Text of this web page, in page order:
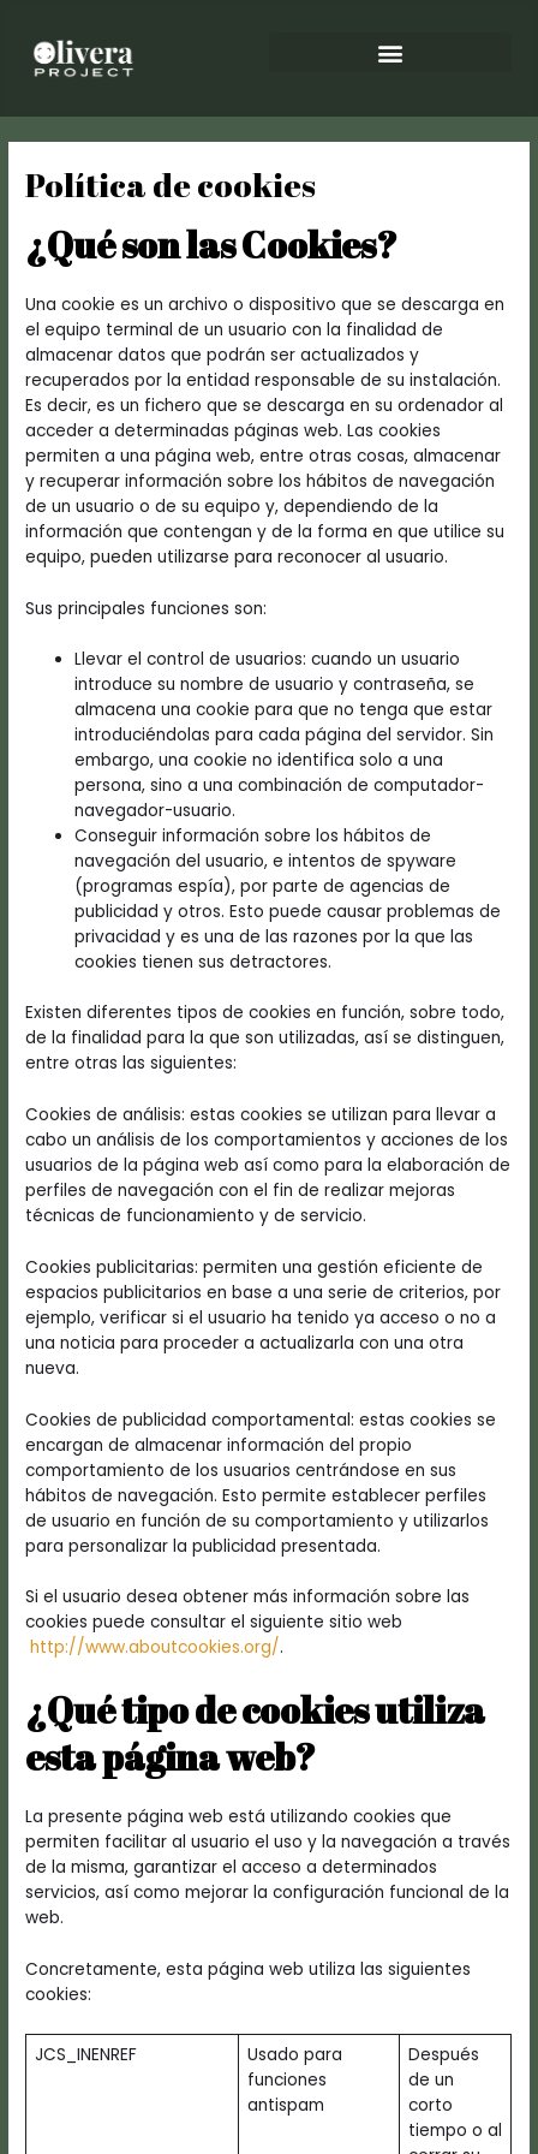
contenido
Política de cookies
¿Qué son las Cookies?
Una cookie es un archivo o dispositivo que se descarga en
el equipo terminal de un usuario con la finalidad de
almacenar datos que podrán ser actualizados y
recuperados por la entidad responsable de su instalación.
Es decir, es un fichero que se descarga en su ordenador al
acceder a determinadas páginas web. Las cookies
permiten a una página web, entre otras cosas, almacenar
y recuperar información sobre los hábitos de navegación
de un usuario o de su equipo y, dependiendo de la
información que contengan y de la forma en que utilice su
equipo, pueden utilizarse para reconocer al usuario.
Sus principales funciones son:
Llevar el control de usuarios: cuando un usuario
introduce su nombre de usuario y contraseña, se
almacena una cookie para que no tenga que estar
introduciéndolas para cada página del servidor. Sin
embargo, una cookie no identifica solo a una
persona, sino a una combinación de computador-
navegador-usuario.
Conseguir información sobre los hábitos de
navegación del usuario, e intentos de spyware
(programas espía), por parte de agencias de
publicidad y otros. Esto puede causar problemas de
privacidad y es una de las razones por la que las
cookies tienen sus detractores.
Existen diferentes tipos de cookies en función, sobre todo,
de la finalidad para la que son utilizadas, así se distinguen,
entre otras las siguientes:
Cookies de análisis: estas cookies se utilizan para llevar a
cabo un análisis de los comportamientos y acciones de los
usuarios de la página web así como para la elaboración de
perfiles de navegación con el fin de realizar mejoras
técnicas de funcionamiento y de servicio.
Cookies publicitarias: permiten una gestión eficiente de
espacios publicitarios en base a una serie de criterios, por
ejemplo, verificar si el usuario ha tenido ya acceso o no a
una noticia para proceder a actualizarla con una otra
nueva.
Cookies de publicidad comportamental: estas cookies se
encargan de almacenar información del propio
comportamiento de los usuarios centrándose en sus
hábitos de navegación. Esto permite establecer perfiles
de usuario en función de su comportamiento y utilizarlos
para personalizar la publicidad presentada.
Si el usuario desea obtener más información sobre las
cookies puede consultar el siguiente sitio web
http://www.aboutcookies.org/.
¿Qué tipo de cookies utiliza
esta página web?
La presente página web está utilizando cookies que
permiten facilitar al usuario el uso y la navegación a través
de la misma, garantizar el acceso a determinados
servicios, así como mejorar la configuración funcional de la
web.
Concretamente, esta página web utiliza las siguientes
cookies:
JCS_INENREF
Usado para
funciones
antispam
Después
de un
corto
tiempo o al